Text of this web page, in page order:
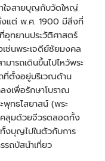
ใจสายบุญกับวัดใหญ่
งแต่ พ.ศ. 1900 มีสิ่งที่
อุทยานประวัติศาสตร์
ช่นพระเจดีย์ชัยมงคล
ารถเดินขึ้นไปไหว้พระ
ที่ตั้งอยู่บริเวณด้าน
งเพื่อรักษาโบราณ
พุทธไสยาสน์ (พระ
คลุมด้วยจีวรตลอดทั้ง
งบุญไปในตัวกับการ
รถบัสนำเที่ยว